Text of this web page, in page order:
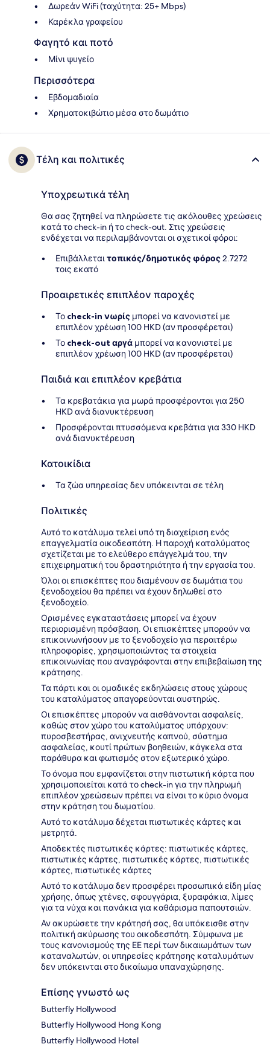
Δωρεάν WiFi (ταχύτητα: 25+ Mbps)
Καρέκλα γραφείου
Φαγητό και ποτό
Μίνι ψυγείο
Περισσότερα
Εβδομαδιαία
Χρηματοκιβώτιο μέσα στο δωμάτιο
Τέλη και πολιτικές
Υποχρεωτικά τέλη
Θα σας ζητηθεί να πληρώσετε τις ακόλουθες χρεώσεις
κατά το check-in ή το check-out. Στις χρεώσεις
ενδέχεται να περιλαμβάνονται οι σχετικοί φόροι:
Επιβάλλεταιτοπικός/δημοτικός φόρος2.7272
τοις εκατό
Προαιρετικές επιπλέον παροχές
Το check-in νωρίς μπορεί να κανονιστεί με
επιπλέον χρέωση 100 HKD (αν προσφέρεται)
Το check-out αργά μπορεί να κανονιστεί με
επιπλέον χρέωση 100 HKD (αν προσφέρεται)
Παιδιά και επιπλέον κρεβάτια
Τα κρεβατάκια για μωρά προσφέρονται για 250
HKD ανά διανυκτέρευση
Προσφέρονται πτυσσόμενα κρεβάτια για 330 HKD
ανά διανυκτέρευση
Κατοικίδια
Τα ζώα υπηρεσίας δεν υπόκεινται σε τέλη
Πολιτικές
Αυτό το κατάλυμα τελεί υπό τη διαχείριση ενός
επαγγελματία οικοδεσπότη. Η παροχή καταλύματος
σχετίζεται με το ελεύθερο επάγγελμά του, την
επιχειρηματική του δραστηριότητα ή την εργασία του.
Όλοι οι επισκέπτες που διαμένουν σε δωμάτια του
ξενοδοχείου θα πρέπει να έχουν δηλωθεί στο
ξενοδοχείο.
Ορισμένες εγκαταστάσεις μπορεί να έχουν
περιορισμένη πρόσβαση. Οι επισκέπτες μπορούν να
επικοινωνήσουν με το ξενοδοχείο για περαιτέρω
πληροφορίες, χρησιμοποιώντας τα στοιχεία
επικοινωνίας που αναγράφονται στην επιβεβαίωση της
κράτησης.
Τα πάρτι και οι ομαδικές εκδηλώσεις στους χώρους
του καταλύματος απαγορεύονται αυστηρώς.
Οι επισκέπτες μπορούν να αισθάνονται ασφαλείς,
καθώς στον χώρο του καταλύματος υπάρχουν:
πυροσβεστήρας, ανιχνευτής καπνού, σύστημα
ασφαλείας, κουτί πρώτων βοηθειών, κάγκελα στα
παράθυρα και φωτισμός στον εξωτερικό χώρο.
Το όνομα που εμφανίζεται στην πιστωτική κάρτα που
χρησιμοποιείται κατά το check-in για την πληρωμή
επιπλέον χρεώσεων πρέπει να είναι το κύριο όνομα
στην κράτηση του δωματίου.
Αυτό το κατάλυμα δέχεται πιστωτικές κάρτες και
μετρητά.
Αποδεκτές πιστωτικές κάρτες: πιστωτικές κάρτες,
πιστωτικές κάρτες, πιστωτικές κάρτες, πιστωτικές
κάρτες, πιστωτικές κάρτες
Αυτό το κατάλυμα δεν προσφέρει προσωπικά είδη μίας
χρήσης, όπως χτένες, σφουγγάρια, ξυραφάκια, λίμες
για τα νύχα και πανάκια για καθάρισμα παπουτσιών.
Αν ακυρώσετε την κράτησή σας, θα υπόκεισθε στην
πολιτική ακύρωσης του οικοδεσπότη. Σύμφωνα με
τους κανονισμούς της ΕΕ περί των δικαιωμάτων των
καταναλωτών, οι υπηρεσίες κράτησης καταλυμάτων
δεν υπόκεινται στο δικαίωμα υπαναχώρησης.
Επίσης γνωστό ως
Butterfly Hollywood
Butterfly Hollywood Hong Kong
Butterfly Hollywood Hotel